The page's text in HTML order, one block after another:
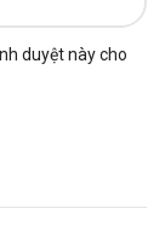
duyệt này cho